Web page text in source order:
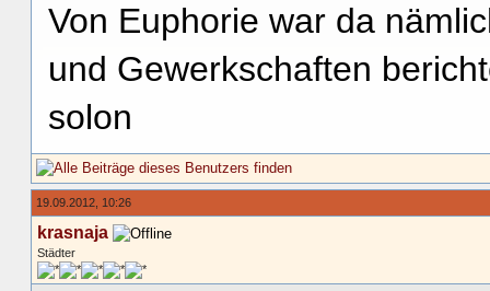
Von Euphorie war da
und Gewerkschaften
solon
19.09.2012, 10:26
krasnaja
Städter